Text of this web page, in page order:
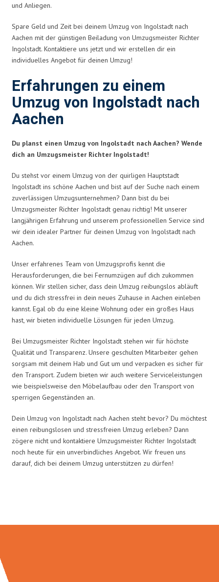
und Anliegen.
Spare Geld und Zeit bei deinem Umzug von Ingolstadt nach
Aachen mit der günstigen Beiladung von Umzugsmeister Richter
Ingolstadt. Kontaktiere uns jetzt und wir erstellen dir ein
individuelles Angebot für deinen Umzug!
Erfahrungen zu einem
Umzug von Ingolstadt nach
Aachen
Du planst einen Umzug von Ingolstadt nach Aachen? Wende
dich an Umzugsmeister Richter Ingolstadt!
Du stehst vor einem Umzug von der quirligen Hauptstadt
Ingolstadt ins schöne Aachen und bist auf der Suche nach einem
zuverlässigen Umzugsunternehmen? Dann bist du bei
Umzugsmeister Richter Ingolstadt genau richtig! Mit unserer
langjährigen Erfahrung und unserem professionellen Service sind
wir dein idealer Partner für deinen Umzug von Ingolstadt nach
Aachen.
Unser erfahrenes Team von Umzugsprofis kennt die
Herausforderungen, die bei Fernumzügen auf dich zukommen
können. Wir stellen sicher, dass dein Umzug reibungslos abläuft
und du dich stressfrei in dein neues Zuhause in Aachen einleben
kannst. Egal ob du eine kleine Wohnung oder ein großes Haus
hast, wir bieten individuelle Lösungen für jeden Umzug.
Bei Umzugsmeister Richter Ingolstadt stehen wir für höchste
Qualität und Transparenz. Unsere geschulten Mitarbeiter gehen
sorgsam mit deinem Hab und Gut um und verpacken es sicher für
den Transport. Zudem bieten wir auch weitere Serviceleistungen
wie beispielsweise den Möbelaufbau oder den Transport von
sperrigen Gegenständen an.
Dein Umzug von Ingolstadt nach Aachen steht bevor? Du möchtest
einen reibungslosen und stressfreien Umzug erleben? Dann
zögere nicht und kontaktiere Umzugsmeister Richter Ingolstadt
noch heute für ein unverbindliches Angebot. Wir freuen uns
darauf, dich bei deinem Umzug unterstützen zu dürfen!